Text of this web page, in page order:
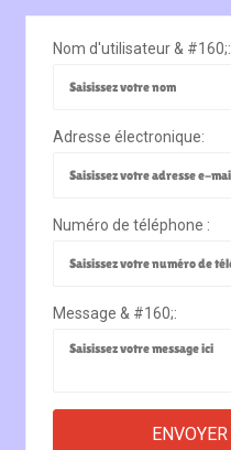
Nom d'utilisateur & #160;:
Adresse électronique:
Numéro de téléphone :
Message & #160;: